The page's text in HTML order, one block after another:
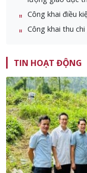
Công khai điều
Công khai thu chi
TIN HOẠT ĐỘNG